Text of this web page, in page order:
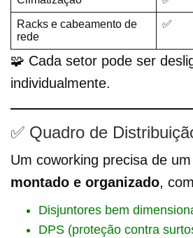
Racks e cabeamento de
rede
✅
🧩 Cada setor pode ser
individualmente.
✅ Quadro de
Um coworking precisa de um
montado e organizado,
Disjuntores bem
DPS (proteção contra